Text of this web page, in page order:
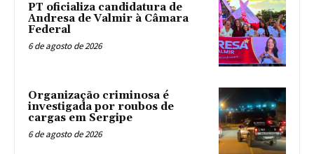
PT oficializa candidatura de
Andresa de Valmir à Câmara
Federal
6 de agosto de 2026
Organização criminosa é
investigada por roubos de
cargas em Sergipe
6 de agosto de 2026